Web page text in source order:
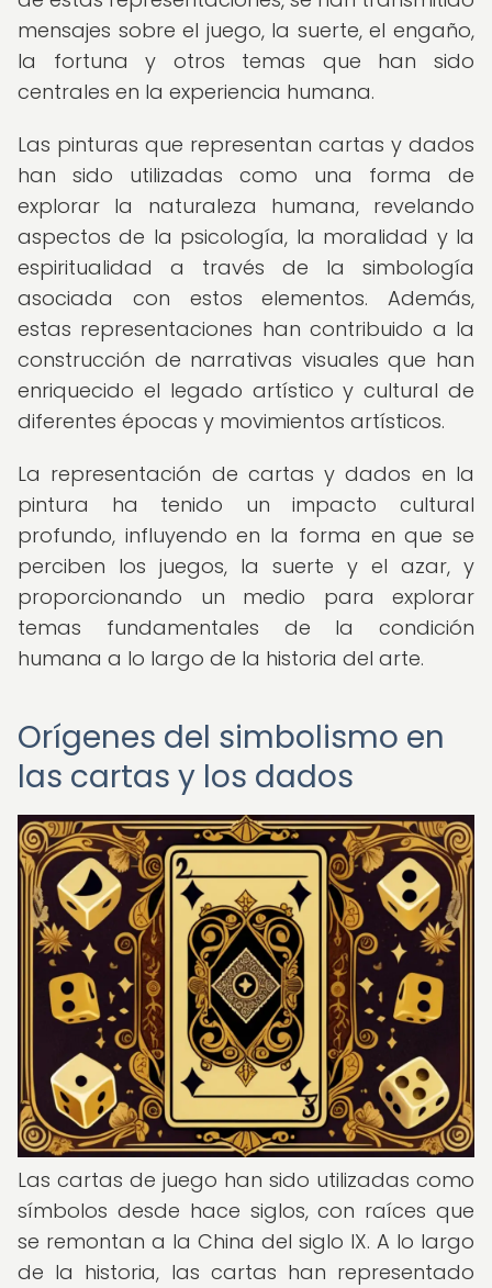
mensajes sobre el juego, la suerte, el engaño,
la fortuna y otros temas que han sido
centrales en la experiencia humana.
Las pinturas que representan cartas y dados
han sido utilizadas como una forma de
explorar la naturaleza humana, revelando
aspectos de la psicología, la moralidad y la
espiritualidad a través de la simbología
asociada con estos elementos. Además,
estas representaciones han contribuido a la
construcción de narrativas visuales que han
enriquecido el legado artístico y cultural de
diferentes épocas y movimientos artísticos.
La representación de cartas y dados en la
pintura ha tenido un impacto cultural
profundo, influyendo en la forma en que se
perciben los juegos, la suerte y el azar, y
proporcionando un medio para explorar
temas fundamentales de la condición
humana a lo largo de la historia del arte.
Orígenes del simbolismo en
las cartas y los dados
Las cartas de juego han sido utilizadas como
símbolos desde hace siglos, con raíces que
se remontan a la China del siglo IX. A lo largo
de la historia, las cartas han representado